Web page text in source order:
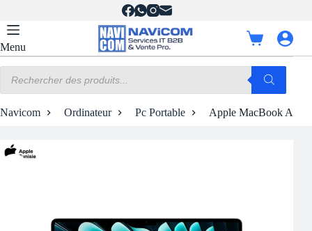
contenu
Menu
Panier
d’achat
produits
Navicom Ordinateur Pc Portable Apple MacBook Air